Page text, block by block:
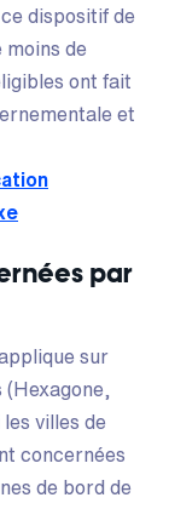
dispositif de
moins de
ont fait
et
par
sur
villes de
concernées
de bord de